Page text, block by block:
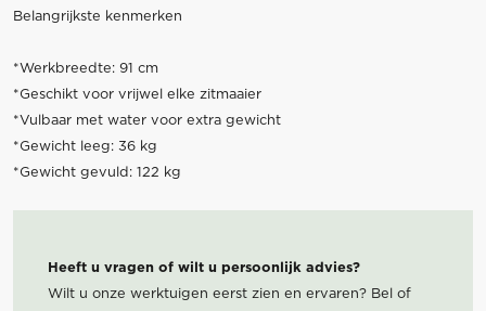
Belangrijkste kenmerken
*Werkbreedte: 91 cm
*Geschikt voor vrijwel elke zitmaaier
*Vulbaar met water voor extra gewicht
*Gewicht leeg: 36 kg
*Gewicht gevuld: 122 kg
Heeft u vragen of wilt u persoonlijk advies?
Wilt u onze werktuigen eerst zien en ervaren? Bel of